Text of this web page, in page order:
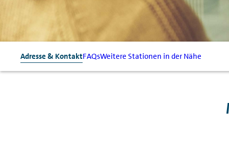
Adresse & KontaktFAQsWeitere Stationen in der Nähe